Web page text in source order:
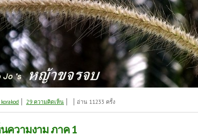
จะเห็นความงาม ภาค 2
29 ความคิดเห็น อ่าน 11233 ครั้ง
ความงาม ภาค 1